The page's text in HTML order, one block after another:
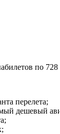
по
перелета;
дешевый